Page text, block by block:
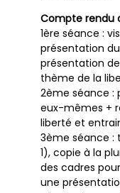
Compte rendu
1ère séance :
présentation
présentation
thème de la
2ème séance :
eux-mêmes +
liberté et
3ème séance :
1), copie à la
des cadres
une